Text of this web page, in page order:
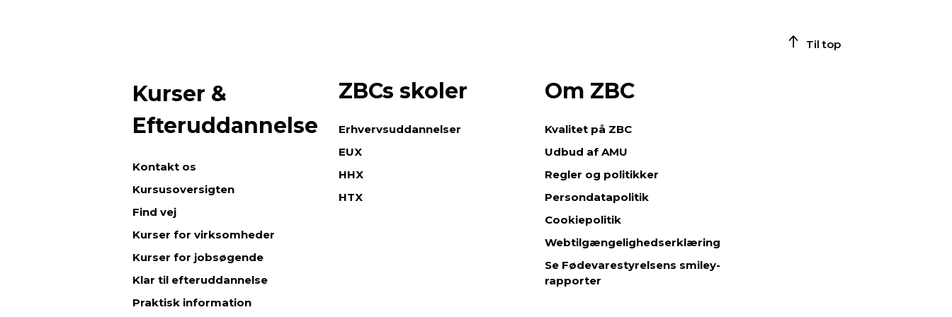
Til top
Kurser &
Efteruddannelse
Kontakt os
Kursusoversigten
Find vej
Kurser for virksomheder
Kurser for jobsøgende
Klar til efteruddannelse
Praktisk information
ZBCs skoler
Erhvervsuddannelser
EUX
HHX
HTX
Om ZBC
Kvalitet på ZBC
Udbud af AMU
Regler og politikker
Persondatapolitik
Cookiepolitik
Webtilgængelighedserklæring
Se Fødevarestyrelsens smiley-
rapporter